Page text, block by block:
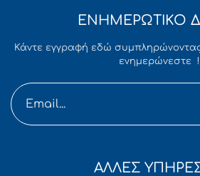
ΕΝΗΜΕΡΩΤΙΚΟ
Κάντε εγγραφή εδώ
ενημερώνεστε !
ΑΛΛΕΣ